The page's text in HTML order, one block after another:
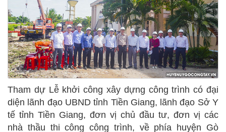
Tham dự Lễ khởi công xây dựng công trình có đại
diện lãnh đạo UBND tỉnh Tiền Giang, lãnh đạo Sở Y
tế tỉnh Tiền Giang, đơn vị chủ đầu tư, đơn vị các
nhà thầu thi công công trình, về phía huyện Gò